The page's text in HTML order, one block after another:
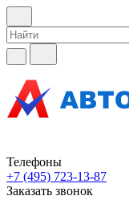
Телефоны
+7 (495) 723-13-87
Заказать звонок